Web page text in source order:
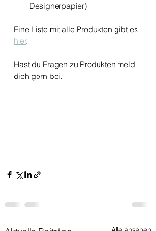
Designerpapier)
Eine Liste mit alle Produkten gibt es
hier.
Hast du Fragen zu Produkten meld
dich gern bei.